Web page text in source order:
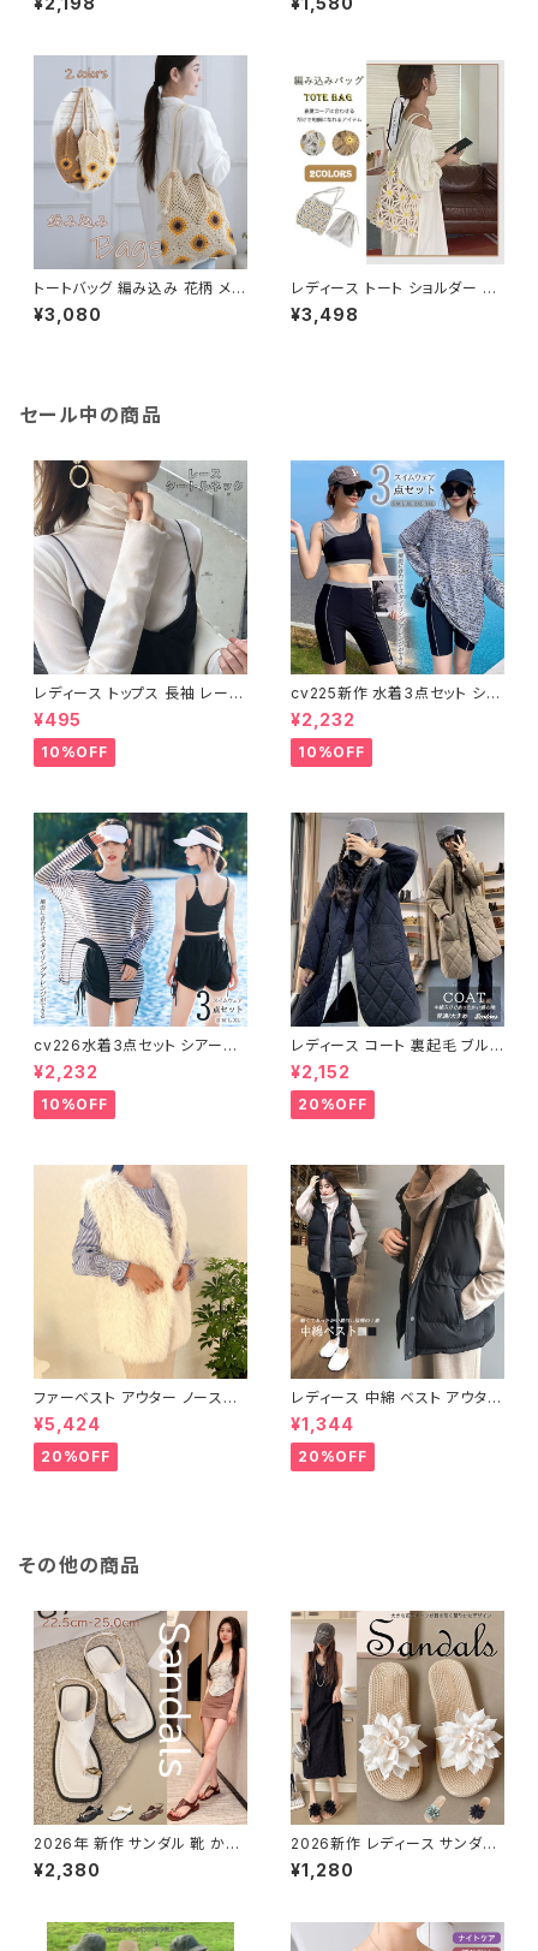
風 軽い ペーパー 麦わら風 花柄
スクエア レザー調
トートバッグ 編み込み 花柄 メッ
シュ ざっくり編み お洒落 大容
量 ネットバッグ 夏バッグ 軽量
¥3,080
レディース トート ショルダー 編
み込み風 クロシェ編み かわい
い 軽い お洒落 大容量
¥3,498
セール中の商品
レディース トップス 長袖 レース
タートルネック ファッション 4色
美ライン
¥495
10%OFF
cv225新作 水着3点セット シア
ートップス ラッシュガード 長袖
日焼け防止 体型カバー
¥2,232
10%OFF
cv226水着3点セット シアート
ップス ラッシュガード 長袖 日焼
け防止 体型カバー
¥2,232
10%OFF
レディース コート 裏起毛 ブルゾ
ン ジャンパー ジャケット キルテ
ィング 中綿
¥2,152
20%OFF
ファーベスト アウター ノースリ
ーブ ショート ベスト 防寒 厚手
ふわふわ ジレ 重ね着
¥5,424
20%OFF
レディース 中綿 ベスト アウター
ノースリーブ ショートベスト 防
寒 軽量 キルティング
¥1,344
20%OFF
その他の商品
2026年 新作 サンダル 靴 かか
となし フラット ストラップ トング
軽い 軽量 シンプル 春夏 ミュー
¥2,380
2026新作 レディース サンダル
花モチーフ ぺたんこ スリッパ リ
ゾートトロピカル 涼しい
¥1,280